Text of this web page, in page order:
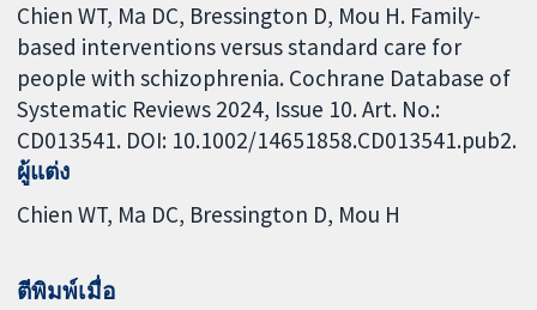
Chien WT, Ma DC, Bressington D, Mou H. Family-
based interventions versus standard care for
people with schizophrenia. Cochrane Database of
Systematic Reviews 2024, Issue 10. Art. No.:
CD013541. DOI: 10.1002/14651858.CD013541.pub2.
ผู้แต่ง
Chien WT Ma DC Bressington D Mou H
ตีพิมพ์เมื่อ